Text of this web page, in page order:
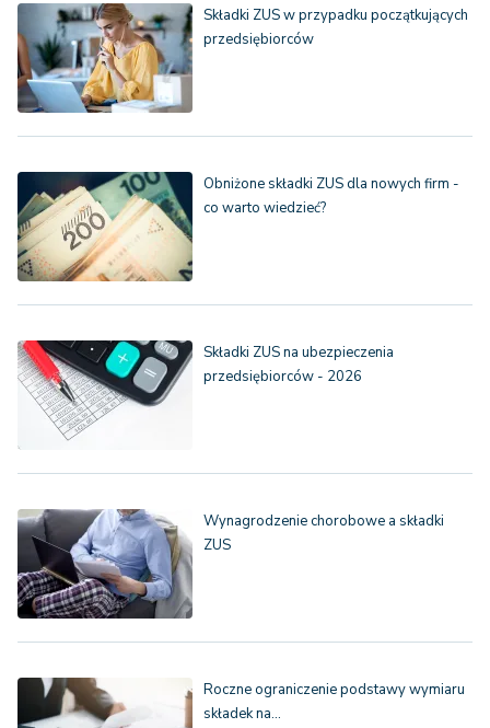
Składki ZUS w przypadku początkujących
przedsiębiorców
Obniżone składki ZUS dla nowych firm -
co warto wiedzieć?
Składki ZUS na ubezpieczenia
przedsiębiorców - 2026
Wynagrodzenie chorobowe a składki
ZUS
Roczne ograniczenie podstawy wymiaru
składek na…